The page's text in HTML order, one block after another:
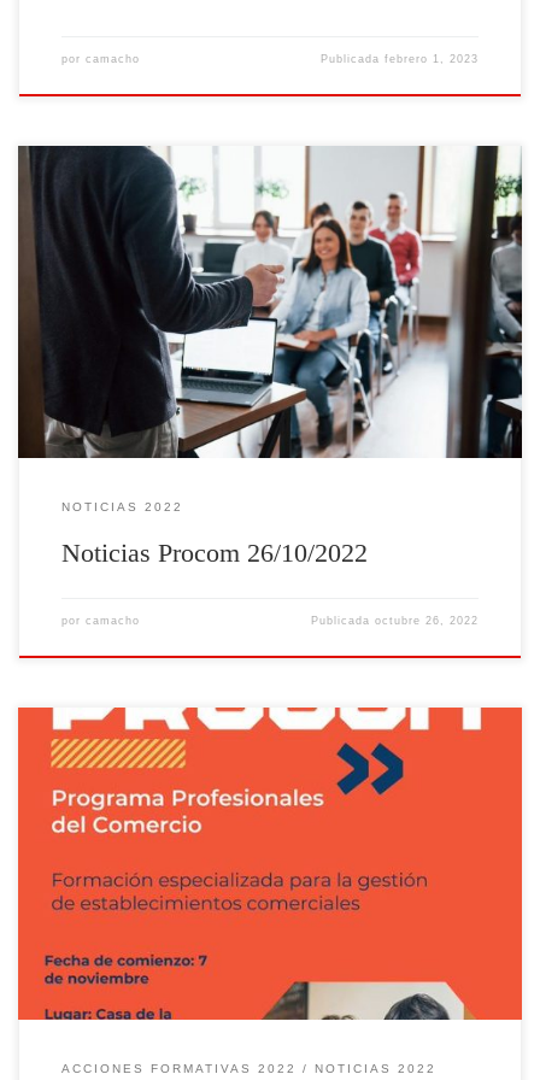
por camacho Publicadafebrero 1, 2023
Cámaras de Andalucía facilitará el emprendimiento a cientos de
desempleados | Andalucía Información. Todas las noticias de
Andalucía (andaluciainformacion.es) Cámaras de Andalucía facilitará
el emprendimiento e inserción laboral a un centenar de desempleados
en el sector del comercio – TRIBUNA DE ANDALUCIA La Cámara de
Linares facilitará el emprendimiento e
[Leer más]
NOTICIAS 2022
Noticias Procom 26/10/2022
por camacho Publicadaoctubre 26, 2022
Arrancamos #PROCOM en Rus! Procom es un programa formativo
aproximadamente en horario de mañana.
ACCIONES FORMATIVAS 2022 NOTICIAS 2022